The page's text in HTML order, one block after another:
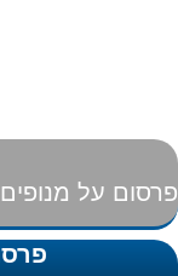
פרסום על מנופים